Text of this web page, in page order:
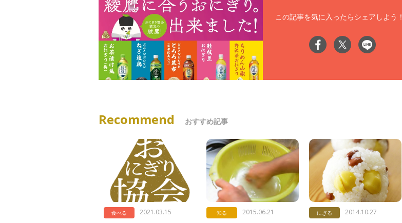
この記事を気に入ったらシェアしよう！
Recommend おすすめ記事
食べる 2021.03.15 知る 2015.06.21 にぎる 2014.10.27